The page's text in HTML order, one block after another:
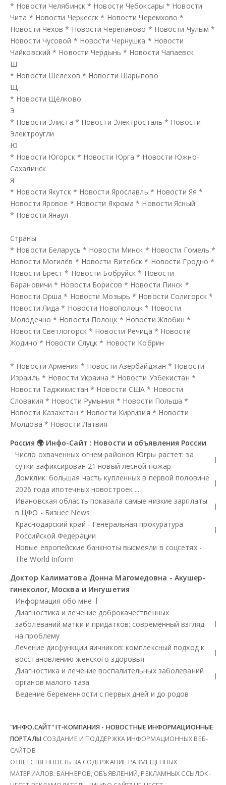
* Новости Челябинск * Новости Чебоксары * Новости
Чита * Новости Черкесск * Новости Черемхово *
Новости Чехов * Новости Черепаново * Новости Чулым *
Новости Чусовой * Новости Чернушка * Новости
Чайковский * Новости Чердынь * Новости Чапаевск
Ш
* Новости Шелехов * Новости Шарыпово
Щ
* Новости Щёлково
Э
* Новости Элиста * Новости Электросталь * Новости
Электроугли
Ю
* Новости Югорск * Новости Юрга * Новости Южно-
Сахалинск
Я
* Новости Якутск * Новости Ярославль * Новости Яя *
Новости Яровое * Новости Яхрома * Новости Ясный
* Новости Янаул
Страны
* Новости Беларусь * Новости Минск * Новости Гомель *
Новости Могилёв * Новости Витебск * Новости Гродно *
Новости Брест * Новости Бобруйск * Новости
Барановичи * Новости Борисов * Новости Пинск *
Новости Орша * Новости Мозырь * Новости Солигорск *
Новости Лида * Новости Новополоцк * Новости
Молодечно * Новости Полоцк * Новости Жлобин *
Новости Светлогорск * Новости Речица * Новости
Жодино * Новости Слуцк * Новости Кобрин
* Новости Армения * Новости Азербайджан * Новости
Израиль * Новости Украина * Новости Узбекистан *
Новости Таджикистан * Новости США * Новости
Словакия * Новости Румыния * Новости Польша *
Новости Казахстан * Новости Киргизия * Новости
Молдова * Новости Латвия
Россия 🌍 Инфо-Сайт : Новости и объявления России
Число охваченных огнем районов Югры растет: за
сутки зафиксирован 21 новый лесной пожар
Домклик: большая часть купленных в первой половине
2026 года ипотечных новостроек ...
Ивановская область показала самые низкие зарплаты
в ЦФО - Бизнес News
Краснодарский край - Генеральная прокуратура
Российской Федерации
Новые европейские банкноты высмеяли в соцсетях -
The World Inform
Доктор Калиматова Донна Магомедовна - Акушер-
гинеколог, Москва и Ингушетия
Информация обо мне
Диагностика и лечение доброкачественных
заболеваний матки и придатков: современный взгляд
на проблему
Лечение дисфункции яичников: комплексный подход к
восстановлению женского здоровья
Диагностика и лечение воспалительных заболеваний
органов малого таза
Ведение беременности с первых дней и до родов
"ИНФО.САЙТ" IT-КОМПАНИЯ - НОВОСТНЫЕ ИНФОРМАЦИОННЫЕ
ПОРТАЛЫСОЗДАНИЕ И ПОДДЕРЖКА ИНФОРМАЦИОННЫХ ВЕБ-
САЙТОВ
ОТВЕТСТВЕННОСТЬ ЗА СОДЕРЖАНИЕ РАЗМЕЩЕННЫХ
МАТЕРИАЛОВ: БАННЕРОВ, ОБЪЯВЛЕНИЙ, РЕКЛАМНЫХ ССЫЛОК -